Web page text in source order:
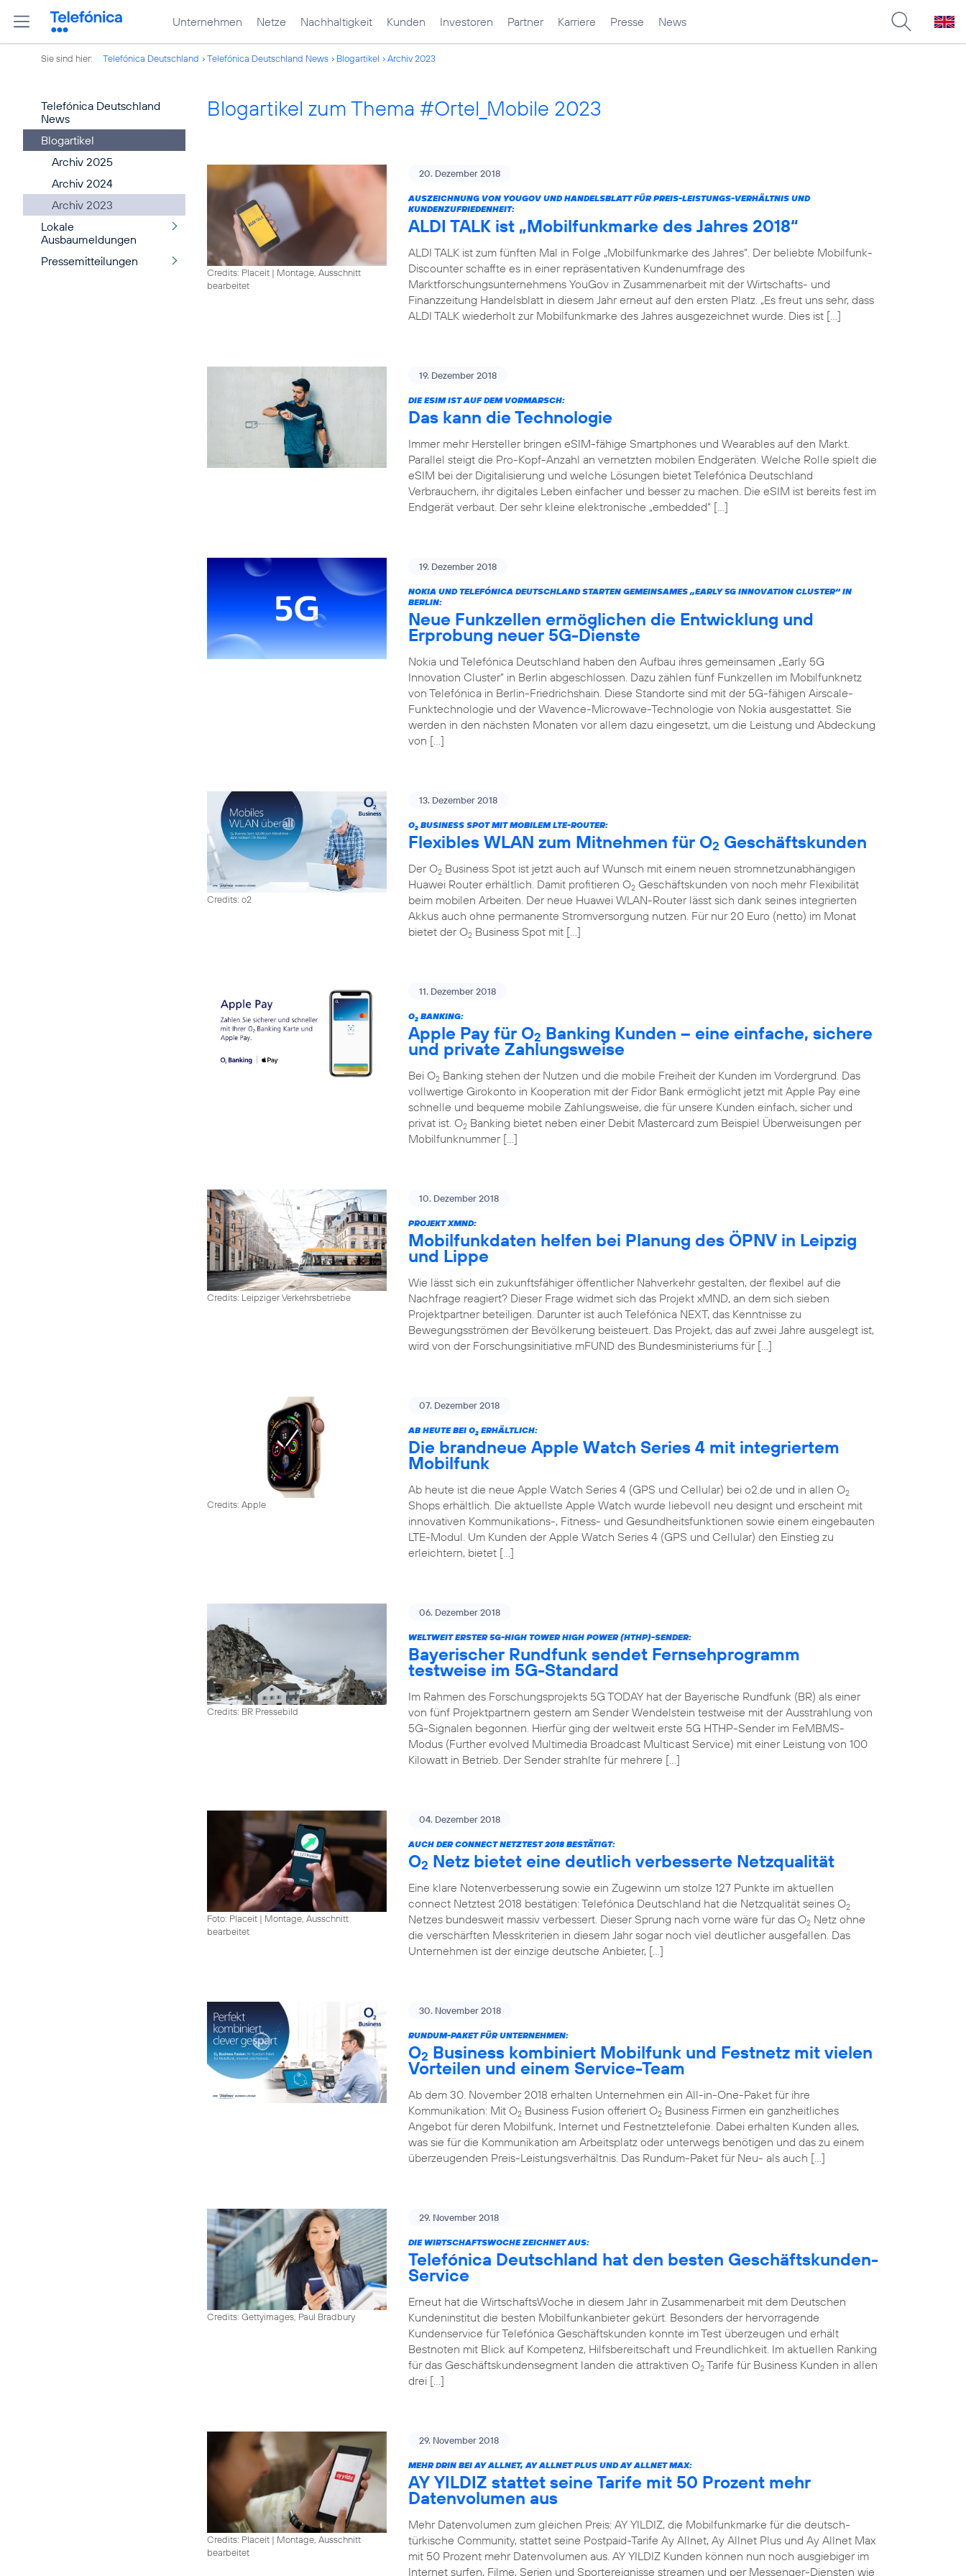
Unternehmen Netze Nachhaltigkeit Kunden Investoren Partner Karriere Presse News
Sie sind hier: Telefónica Deutschland Telefónica Deutschland News Blogartikel Archiv 2023
Telefónica Deutschland
News
Blogartikel
Archiv 2025
Archiv 2024
Archiv 2023
Lokale
Ausbaumeldungen
Pressemitteilungen
Blogartikel zum Thema #Ortel_Mobile 2023
Credits: Placeit | Montage, Ausschnitt
bearbeitet
20. Dezember 2018
AUSZEICHNUNG VON YOUGOV UND HANDELSBLATT FÜR PREIS-LEISTUNGS-VERHÄLTNIS UND
KUNDENZUFRIEDENHEIT:
ALDI TALK ist „Mobilfunkmarke des Jahres 2018“
ALDI TALK ist zum fünften Mal in Folge „Mobilfunkmarke des Jahres“. Der beliebte Mobilfunk-
Discounter schaffte es in einer repräsentativen Kundenumfrage des
Marktforschungsunternehmens YouGov in Zusammenarbeit mit der Wirtschafts- und
Finanzzeitung Handelsblatt in diesem Jahr erneut auf den ersten Platz. „Es freut uns sehr, dass
ALDI TALK wiederholt zur Mobilfunkmarke des Jahres ausgezeichnet wurde. Dies ist […]
19. Dezember 2018
DIE ESIM IST AUF DEM VORMARSCH:
Das kann die Technologie
Immer mehr Hersteller bringen eSIM-fähige Smartphones und Wearables auf den Markt.
Parallel steigt die Pro-Kopf-Anzahl an vernetzten mobilen Endgeräten. Welche Rolle spielt die
eSIM bei der Digitalisierung und welche Lösungen bietet Telefónica Deutschland
Verbrauchern, ihr digitales Leben einfacher und besser zu machen. Die eSIM ist bereits fest im
Endgerät verbaut. Der sehr kleine elektronische „embedded“ […]
19. Dezember 2018
NOKIA UND TELEFÓNICA DEUTSCHLAND STARTEN GEMEINSAMES „EARLY 5G INNOVATION CLUSTER“ IN
BERLIN:
Neue Funkzellen ermöglichen die Entwicklung und
Erprobung neuer 5G-Dienste
Nokia und Telefónica Deutschland haben den Aufbau ihres gemeinsamen „Early 5G
Innovation Cluster” in Berlin abgeschlossen. Dazu zählen fünf Funkzellen im Mobilfunknetz
von Telefónica in Berlin-Friedrichshain. Diese Standorte sind mit der 5G-fähigen Airscale-
Funktechnologie und der Wavence-Microwave-Technologie von Nokia ausgestattet. Sie
werden in den nächsten Monaten vor allem dazu eingesetzt, um die Leistung und Abdeckung
von […]
Credits: o2
13. Dezember 2018
O2 BUSINESS SPOT MIT MOBILEM LTE-ROUTER:
Flexibles WLAN zum Mitnehmen für O2 Geschäftskunden
Der O2 Business Spot ist jetzt auch auf Wunsch mit einem neuen stromnetzunabhängigen
Huawei Router erhältlich. Damit profitieren O2 Geschäftskunden von noch mehr Flexibilität
beim mobilen Arbeiten. Der neue Huawei WLAN-Router lässt sich dank seines integrierten
Akkus auch ohne permanente Stromversorgung nutzen. Für nur 20 Euro (netto) im Monat
bietet der O2 Business Spot mit […]
11. Dezember 2018
O2 BANKING:
Apple Pay für O2 Banking Kunden – eine einfache, sichere
und private Zahlungsweise
Bei O2 Banking stehen der Nutzen und die mobile Freiheit der Kunden im Vordergrund. Das
vollwertige Girokonto in Kooperation mit der Fidor Bank ermöglicht jetzt mit Apple Pay eine
schnelle und bequeme mobile Zahlungsweise, die für unsere Kunden einfach, sicher und
privat ist. O2 Banking bietet neben einer Debit Mastercard zum Beispiel Überweisungen per
Mobilfunknummer […]
Credits: Leipziger Verkehrsbetriebe
10. Dezember 2018
PROJEKT XMND:
Mobilfunkdaten helfen bei Planung des ÖPNV in Leipzig
und Lippe
Wie lässt sich ein zukunftsfähiger öffentlicher Nahverkehr gestalten, der flexibel auf die
Nachfrage reagiert? Dieser Frage widmet sich das Projekt xMND, an dem sich sieben
Projektpartner beteiligen. Darunter ist auch Telefónica NEXT, das Kenntnisse zu
Bewegungsströmen der Bevölkerung beisteuert. Das Projekt, das auf zwei Jahre ausgelegt ist,
wird von der Forschungsinitiative mFUND des Bundesministeriums für […]
Credits: Apple
07. Dezember 2018
AB HEUTE BEI O2 ERHÄLTLICH:
Die brandneue Apple Watch Series 4 mit integriertem
Mobilfunk
Ab heute ist die neue Apple Watch Series 4 (GPS und Cellular) bei o2.de und in allen O2
Shops erhältlich. Die aktuellste Apple Watch wurde liebevoll neu designt und erscheint mit
innovativen Kommunikations-, Fitness- und Gesundheitsfunktionen sowie einem eingebauten
LTE-Modul. Um Kunden der Apple Watch Series 4 (GPS und Cellular) den Einstieg zu
erleichtern, bietet […]
Credits: BR Pressebild
06. Dezember 2018
WELTWEIT ERSTER 5G-HIGH TOWER HIGH POWER (HTHP)-SENDER:
Bayerischer Rundfunk sendet Fernsehprogramm
testweise im 5G-Standard
Im Rahmen des Forschungsprojekts 5G TODAY hat der Bayerische Rundfunk (BR) als einer
von fünf Projektpartnern gestern am Sender Wendelstein testweise mit der Ausstrahlung von
5G-Signalen begonnen. Hierfür ging der weltweit erste 5G HTHP-Sender im FeMBMS-
Modus (Further evolved Multimedia Broadcast Multicast Service) mit einer Leistung von 100
Kilowatt in Betrieb. Der Sender strahlte für mehrere […]
Foto: Placeit | Montage, Ausschnitt
bearbeitet
04. Dezember 2018
AUCH DER CONNECT NETZTEST 2018 BESTÄTIGT:
O2 Netz bietet eine deutlich verbesserte Netzqualität
Eine klare Notenverbesserung sowie ein Zugewinn um stolze 127 Punkte im aktuellen
connect Netztest 2018 bestätigen: Telefónica Deutschland hat die Netzqualität seines O2
Netzes bundesweit massiv verbessert. Dieser Sprung nach vorne wäre für das O2 Netz ohne
die verschärften Messkriterien in diesem Jahr sogar noch viel deutlicher ausgefallen. Das
Unternehmen ist der einzige deutsche Anbieter, […]
30. November 2018
RUNDUM-PAKET FÜR UNTERNEHMEN:
O2 Business kombiniert Mobilfunk und Festnetz mit vielen
Vorteilen und einem Service-Team
Ab dem 30. November 2018 erhalten Unternehmen ein All-in-One-Paket für ihre
Kommunikation: Mit O2 Business Fusion offeriert O2 Business Firmen ein ganzheitliches
Angebot für deren Mobilfunk, Internet und Festnetztelefonie. Dabei erhalten Kunden alles,
was sie für die Kommunikation am Arbeitsplatz oder unterwegs benötigen und das zu einem
überzeugenden Preis-Leistungsverhältnis. Das Rundum-Paket für Neu- als auch […]
Credits: Gettyimages, Paul Bradbury
29. November 2018
DIE WIRTSCHAFTSWOCHE ZEICHNET AUS:
Telefónica Deutschland hat den besten Geschäftskunden-
Service
Erneut hat die WirtschaftsWoche in diesem Jahr in Zusammenarbeit mit dem Deutschen
Kundeninstitut die besten Mobilfunkanbieter gekürt. Besonders der hervorragende
Kundenservice für Telefónica Geschäftskunden konnte im Test überzeugen und erhält
Bestnoten mit Blick auf Kompetenz, Hilfsbereitschaft und Freundlichkeit. Im aktuellen Ranking
für das Geschäftskundensegment landen die attraktiven O2 Tarife für Business Kunden in allen
drei […]
Credits: Placeit | Montage, Ausschnitt
bearbeitet
29. November 2018
MEHR DRIN BEI AY ALLNET, AY ALLNET PLUS UND AY ALLNET MAX:
AY YILDIZ stattet seine Tarife mit 50 Prozent mehr
Datenvolumen aus
Mehr Datenvolumen zum gleichen Preis: AY YILDIZ, die Mobilfunkmarke für die deutsch-
türkische Community, stattet seine Postpaid-Tarife Ay Allnet, Ay Allnet Plus und Ay Allnet Max
mit 50 Prozent mehr Datenvolumen aus. AY YILDIZ Kunden können nun noch ausgiebiger im
Internet surfen, Filme, Serien und Sportereignisse streamen und per Messenger-Diensten wie